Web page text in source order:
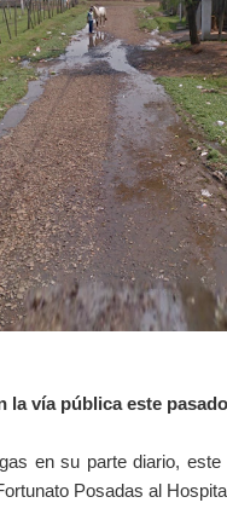
la vía pública este
en su parte diario,
Posadas al